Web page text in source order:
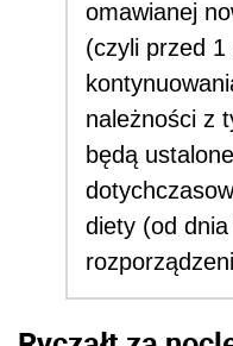
omawianej
(czyli przed
należności z
będą
diety (od